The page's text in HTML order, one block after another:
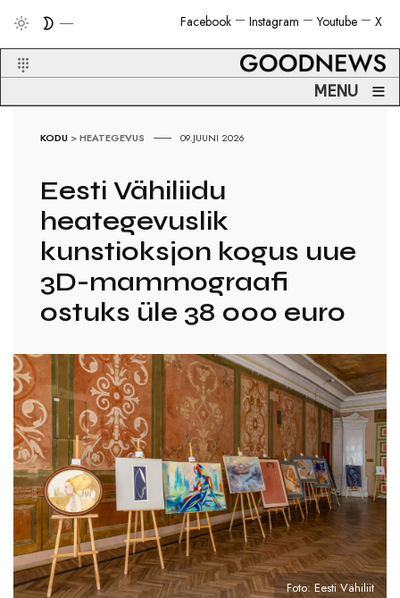
X
Youtube
Instagram
Facebook
MENU ≡
KODU >HEATEGEVUS 09.JUUNI 2026
Eesti Vähiliidu
heategevuslik
kunstioksjon kogus uue
3D-mammograafi
ostuks üle 38 000 euro
Foto: Eesti Vähiliit